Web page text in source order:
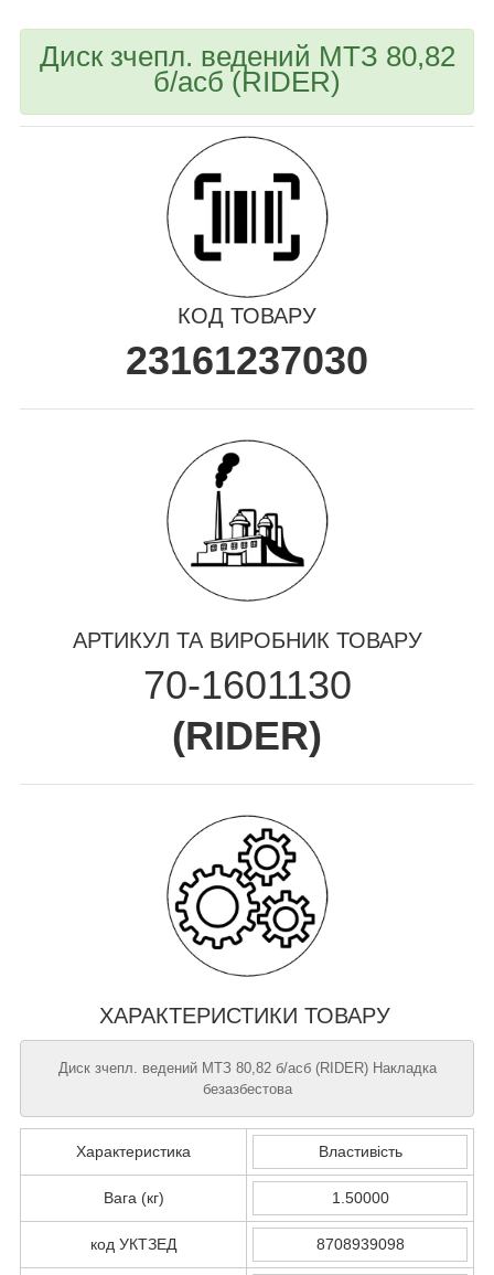
Диск зчепл. ведений МТЗ 80,82
б/асб (RIDER)
КОД ТОВАРУ
23161237030
АРТИКУЛ ТА ВИРОБНИК ТОВАРУ
70-1601130
(RIDER)
ХАРАКТЕРИСТИКИ ТОВАРУ
Диск зчепл. ведений МТЗ 80,82 б/асб (RIDER) Накладка
безазбестова
Характеристика Властивість
Вага (кг) 1.50000
код УКТЗЕД 8708939098